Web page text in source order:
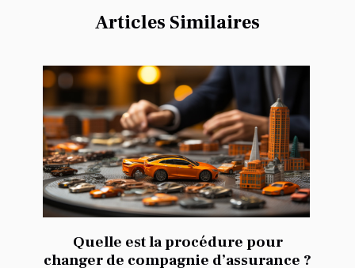
Articles Similaires
Quelle est la procédure pour
changer de compagnie d’assurance ?